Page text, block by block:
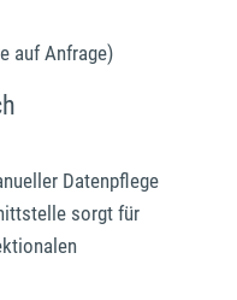
auf Anfrage)
Datenpflege
sorgt für